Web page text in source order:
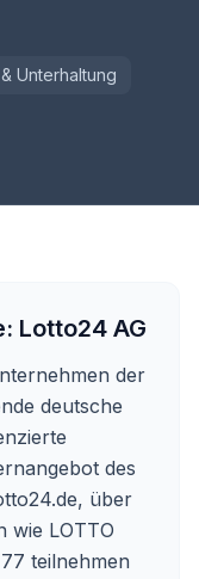
Unterhaltung
Lotto24 AG
der
deutsche
des
, über
wie LOTTO
teilnehmen